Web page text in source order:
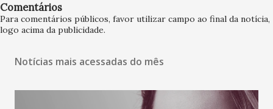
Comentários
Para comentários públicos, favor utilizar campo ao final da notícia,
logo acima da publicidade.
Notícias mais acessadas do mês